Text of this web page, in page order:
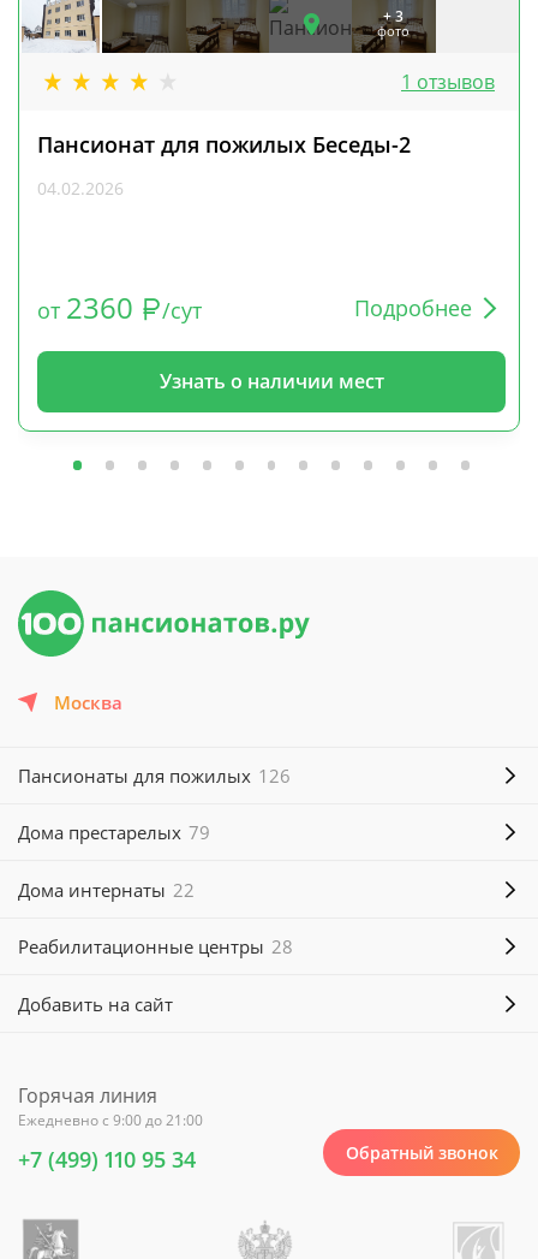
+ 3
фото
1 отзывов
Пансионат для пожилых Беседы-2
04.02.2026
от 2360 /сут Подробнее
Узнать о наличии мест
Москва
Добавить на сайт
Пансионаты для пожилых 126
Дома престарелых 79
Дома интернаты 22
Реабилитационные центры 28
Горячая линия
Ежедневно с 9:00 до 21:00
+7 (499) 110 95 34 Обратный звонок